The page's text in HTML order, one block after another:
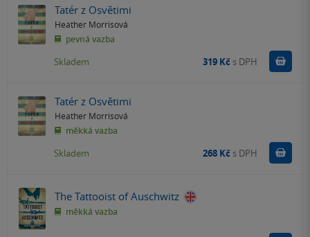
Tatér z Osvětimi
Heather Morrisová
pevná vazba
Skladem 319 Kč s DPH
Tatér z Osvětimi
Heather Morrisová
měkká vazba
Skladem 268 Kč s DPH
The Tattooist of Auschwitz
měkká vazba